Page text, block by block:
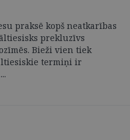
praksē kopš neatkarības
prekluzīvs
Bieži vien tiek
termiņi ir